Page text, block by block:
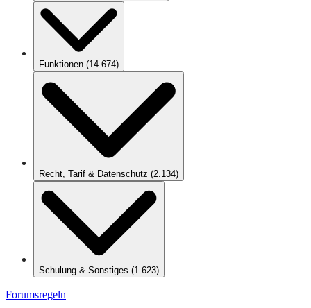
Funktionen (14.674)
Recht, Tarif & Datenschutz (2.134)
Schulung & Sonstiges (1.623)
Forumsregeln